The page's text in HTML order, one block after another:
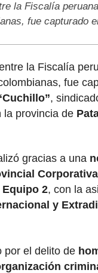
la Fiscalía
fue capturado
la Fiscalía
fue
,
la provincia de
gracias a una
2, con la
y
por el delito de